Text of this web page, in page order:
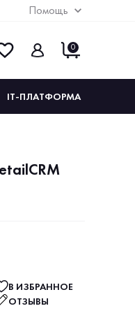
Помощь
0
IT-ПЛАТФОРМА
В ИЗБРАННОЕ
ОТЗЫВЫ